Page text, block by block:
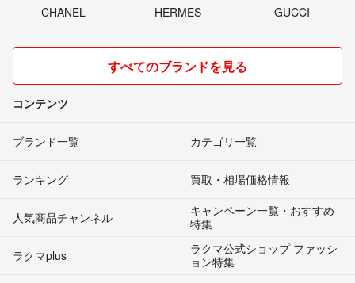
CHANEL HERMES GUCCI
すべてのブランドを見る
コンテンツ
ブランド一覧 カテゴリ一覧
ランキング 買取・相場価格情報
人気商品チャンネル
キャンペーン一覧・おすすめ
特集
ラクマplus
ラクマ公式ショップ ファッシ
ョン特集